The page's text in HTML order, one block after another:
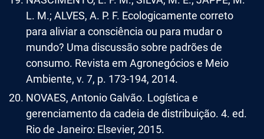
L. M.; ALVES, A. P. F. Ecologicamente correto
para aliviar a consciência ou para mudar o
mundo? Uma discussão sobre padrões de
consumo. Revista em Agronegócios e Meio
Ambiente, v. 7, p. 173-194, 2014.
NOVAES, Antonio Galvão. Logística e
gerenciamento da cadeia de distribuição. 4. ed.
Rio de Janeiro: Elsevier, 2015.